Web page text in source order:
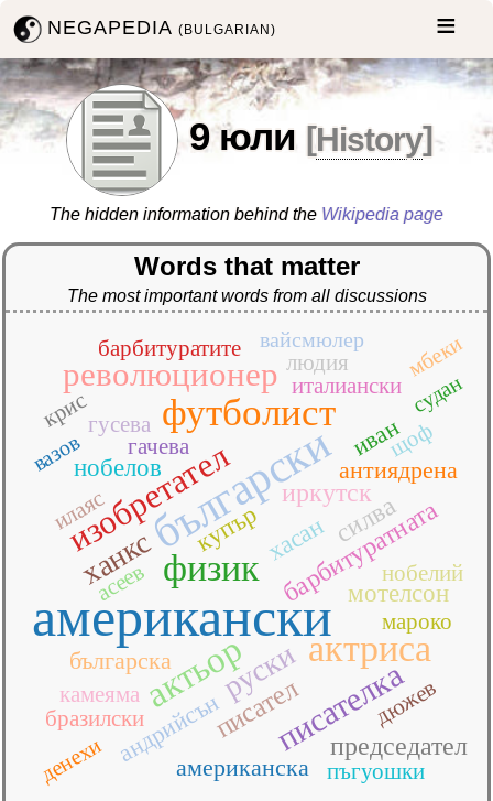
NEGAPEDIA(BULGARIAN)
9 юли [History]
The hidden information behind the Wikipedia page
Words that matter
The most important words from all discussions
американски
български
футболист
актриса
физик
актьор
изобретател
революционер
писателка
руски
ханкс
писател
барбитуратната
иркутск
председател
силва
купър
мотелсон
нобелов
хасан
американска
андрийсън
антиядрена
българска
иван
асеев
барбитуратите
бразилски
гачева
гусева
дюжев
илаяс
италиански
камеяма
крис
людия
мароко
нобелий
пъгуошки
щоф
вазов
вайсмюлер
денехи
мбеки
судан